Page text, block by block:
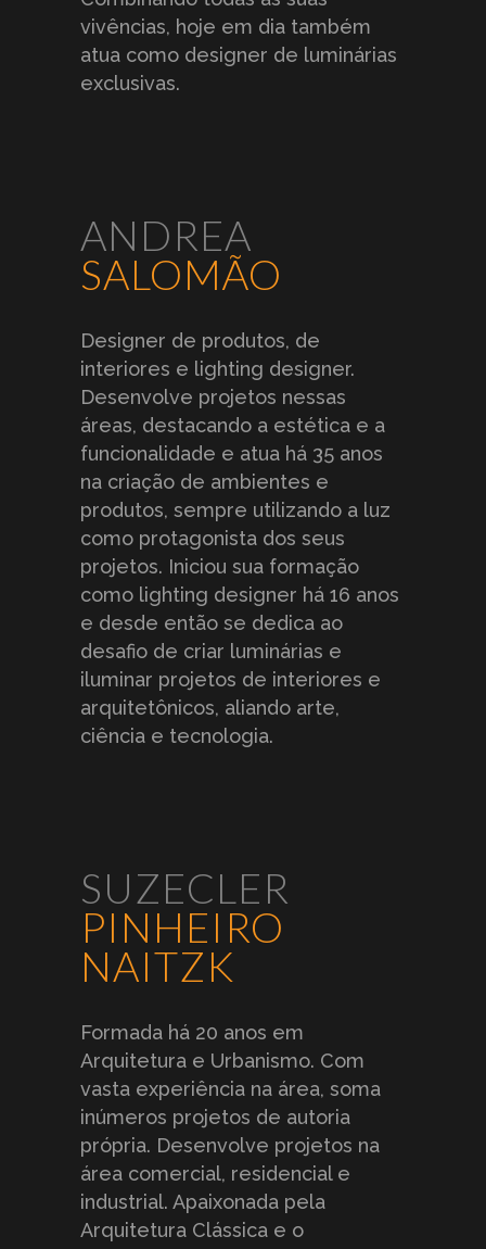
vivências, hoje em dia também
atua como designer de luminárias
exclusivas.
ANDREA
SALOMÃO
Designer de produtos, de
interiores e lighting designer.
Desenvolve projetos nessas
áreas, destacando a estética e a
funcionalidade e atua há 35 anos
na criação de ambientes e
produtos, sempre utilizando a luz
como protagonista dos seus
projetos. Iniciou sua formação
como lighting designer há 16 anos
e desde então se dedica ao
desafio de criar luminárias e
iluminar projetos de interiores e
arquitetônicos, aliando arte,
ciência e tecnologia.
SUZECLER
PINHEIRO
NAITZK
Formada há 20 anos em
Arquitetura e Urbanismo. Com
vasta experiência na área, soma
inúmeros projetos de autoria
própria. Desenvolve projetos na
área comercial, residencial e
industrial. Apaixonada pela
Arquitetura Clássica e o